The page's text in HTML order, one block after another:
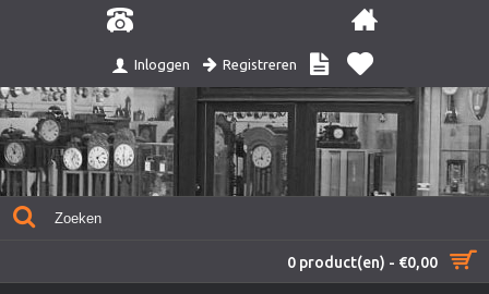
Inloggen Registreren
0 product(en) - €0,00